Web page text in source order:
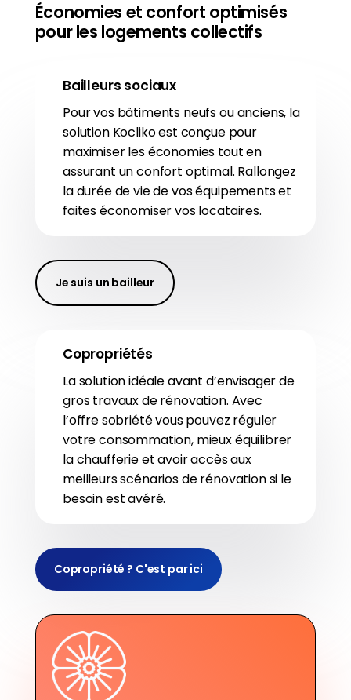
Économies et confort optimisés
pour les logements collectifs
Bailleurs sociaux
Pour vos bâtiments neufs ou anciens, la
solution Kocliko est conçue pour
maximiser les économies tout en
assurant un confort optimal. Rallongez
la durée de vie de vos équipements et
faites économiser vos locataires.
Je suis un bailleur
Copropriétés
La solution idéale avant d’envisager de
gros travaux de rénovation. Avec
l’offre sobriété vous pouvez réguler
votre consommation, mieux équilibrer
la chaufferie et avoir accès aux
meilleurs scénarios de rénovation si le
besoin est avéré.
Copropriété ? C'est par ici